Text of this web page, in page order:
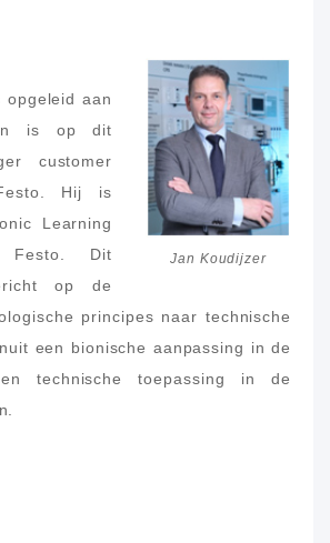
Jan Koudijzer
opgeleid aan
is op dit
customer
Hij is
Learning
Festo. Dit
op de
principes naar technische
een bionische aanpassing in de
technische toepassing in de